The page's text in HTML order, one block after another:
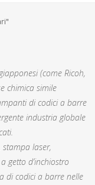
(come Ricoh,
chimica simile
di codici a barre
industria globale
stampa laser,
getto d’inchiostro
di codici a barre nelle